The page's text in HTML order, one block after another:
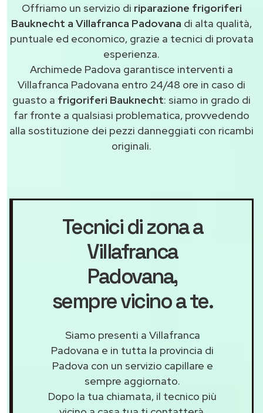
Offriamo un servizio di riparazione frigoriferi
Bauknecht a Villafranca Padovana di alta qualità,
puntuale ed economico, grazie a tecnici di provata
esperienza.
Archimede Padova garantisce interventi a
Villafranca Padovana entro 24/48 ore in caso di
guasto a frigoriferi Bauknecht: siamo in grado di
far fronte a qualsiasi problematica, provvedendo
alla sostituzione dei pezzi danneggiati con ricambi
originali.
Tecnici di zona a
Villafranca
Padovana,
sempre vicino a te.
Siamo presenti a Villafranca
Padovana e in tutta la provincia di
Padova con un servizio capillare e
sempre aggiornato.
Dopo la tua chiamata, il tecnico più